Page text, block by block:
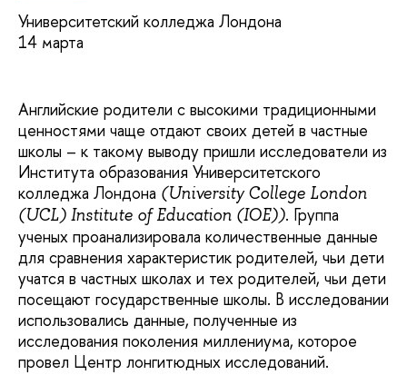
Университетский колледжа Лондона
14 марта
Английские родители с высокими традиционными
ценностями чаще отдают своих детей в частные
школы – к такому выводу пришли исследователи из
Института образования Университетского
колледжа Лондона (University College London
(UCL) Institute of Education (IOE)). Группа
ученых проанализировала количественные данные
для сравнения характеристик родителей, чьи дети
учатся в частных школах и тех родителей, чьи дети
посещают государственные школы. В исследовании
использовались данные, полученные из
исследования поколения миллениума, которое
провел Центр лонгитюдных исследований.